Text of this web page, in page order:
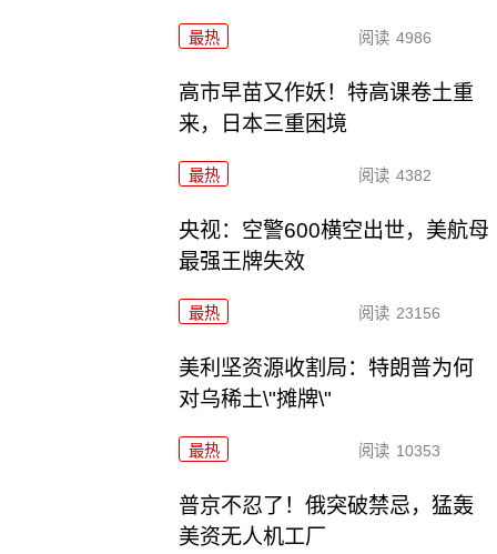
最热 阅读 4986
高市早苗又作妖！特高课卷土重
来，日本三重困境
最热 阅读 4382
央视：空警600横空出世，美航母
最强王牌失效
最热 阅读 23156
美利坚资源收割局：特朗普为何
对乌稀土\"摊牌\"
最热 阅读 10353
普京不忍了！俄突破禁忌，猛轰
美资无人机工厂